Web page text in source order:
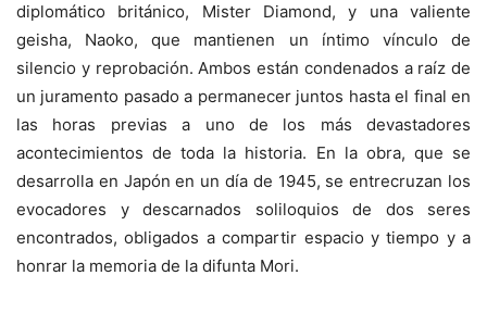
diplomático británico, Mister Diamond, y una valiente
geisha, Naoko, que mantienen un íntimo vínculo de
silencio y reprobación. Ambos están condenados a raíz de
un juramento pasado a permanecer juntos hasta el final en
las horas previas a uno de los más devastadores
acontecimientos de toda la historia. En la obra, que se
desarrolla en Japón en un día de 1945, se entrecruzan los
evocadores y descarnados soliloquios de dos seres
encontrados, obligados a compartir espacio y tiempo y a
honrar la memoria de la difunta Mori.